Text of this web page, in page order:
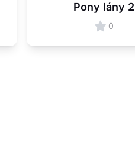
Pony lány 2
0